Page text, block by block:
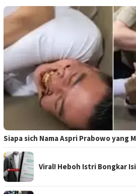
Siapa sich Nama Aspri Prabowo yang
Viral! Heboh Istri Bongkar